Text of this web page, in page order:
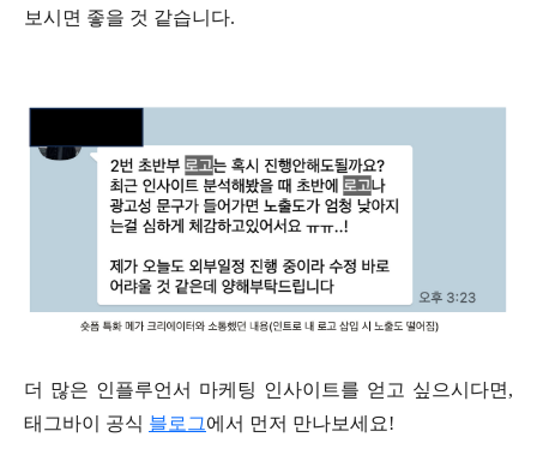
보시면 좋을 것 같습니다.
더 많은 인플루언서 마케팅 인사이트를 얻고 싶으시다면,
태그바이 공식 블로그에서 먼저 만나보세요!